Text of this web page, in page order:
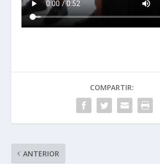
COMPARTIR:
ANTERIOR